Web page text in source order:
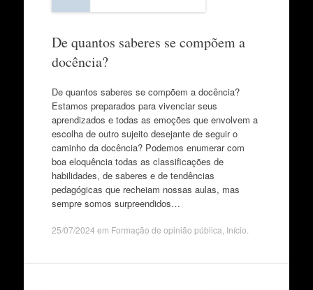
De quantos saberes se compõem a
docência?
De quantos saberes se compõem a docência?
Estamos preparados para vivenciar seus
aprendizados e todas as emoções que envolvem a
escolha de outro sujeito desejante de seguir o
caminho da docência? Podemos enumerar com
boa eloquência todas as classificações de
habilidades, de saberes e de tendências
pedagógicas que recheiam nossas aulas, mas
sempre somos surpreendidos…
25/07/2024 em Formação de opinião pública Início